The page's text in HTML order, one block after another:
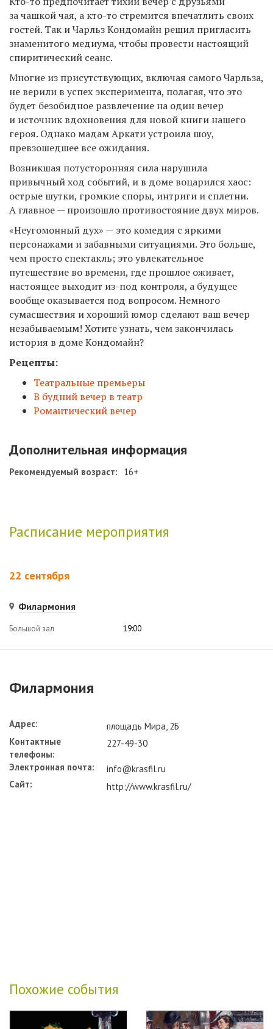
за чашкой чая, а кто-то стремится впечатлить своих
гостей. Так и Чарльз Кондомайн решил пригласить
знаменитого медиума, чтобы провести настоящий
спиритический сеанс.
Многие из присутствующих, включая самого Чарльза,
не верили в успех эксперимента, полагая, что это
будет безобидное развлечение на один вечер
и источник вдохновения для новой книги нашего
героя. Однако мадам Аркати устроила шоу,
превзошедшее все ожидания.
Возникшая потусторонняя сила нарушила
привычный ход событий, и в доме воцарился хаос:
острые шутки, громкие споры, интриги и сплетни.
А главное — произошло противостояние двух миров.
«Неугомонный дух» — это комедия с яркими
персонажами и забавными ситуациями. Это больше,
чем просто спектакль; это увлекательное
путешествие во времени, где прошлое оживает,
настоящее выходит из-под контроля, а будущее
вообще оказывается под вопросом. Немного
сумасшествия и хороший юмор сделают ваш вечер
незабываемым! Хотите узнать, чем закончилась
история в доме Кондомайн?
Рецепты:
Театральные премьеры
В будний вечер в театр
Романтический вечер
Дополнительная информация
Рекомендуемый возраст: 16+
Расписание мероприятия
22 сентября
Филармония
Большой зал 19:00
Филармония
Адрес:
площадь Мира, 2Б
Контактные
телефоны:
227-49-30
Электронная почта:
info@krasfil.ru
Сайт:
http://www.krasfil.ru/
Похожие события